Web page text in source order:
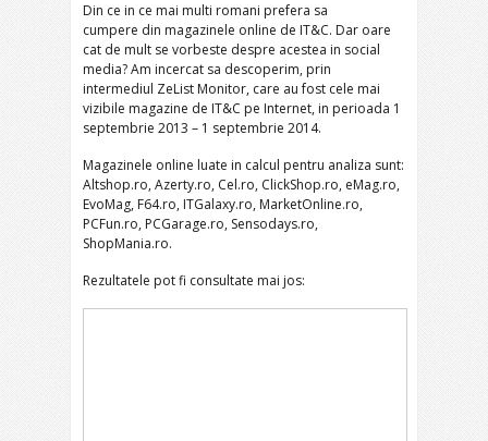
Din ce in ce mai multi romani prefera sa
cumpere din magazinele online de IT&C. Dar oare
cat de mult se vorbeste despre acestea in social
media? Am incercat sa descoperim, prin
intermediul ZeList Monitor, care au fost cele mai
vizibile magazine de IT&C pe Internet, in perioada 1
septembrie 2013 – 1 septembrie 2014.
Magazinele online luate in calcul pentru analiza sunt:
Altshop.ro, Azerty.ro, Cel.ro, ClickShop.ro, eMag.ro,
EvoMag, F64.ro, ITGalaxy.ro, MarketOnline.ro,
PCFun.ro, PCGarage.ro, Sensodays.ro,
ShopMania.ro.
Rezultatele pot fi consultate mai jos: